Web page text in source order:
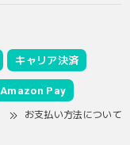
キャリア決済
Amazon Pay
お支払い方法について